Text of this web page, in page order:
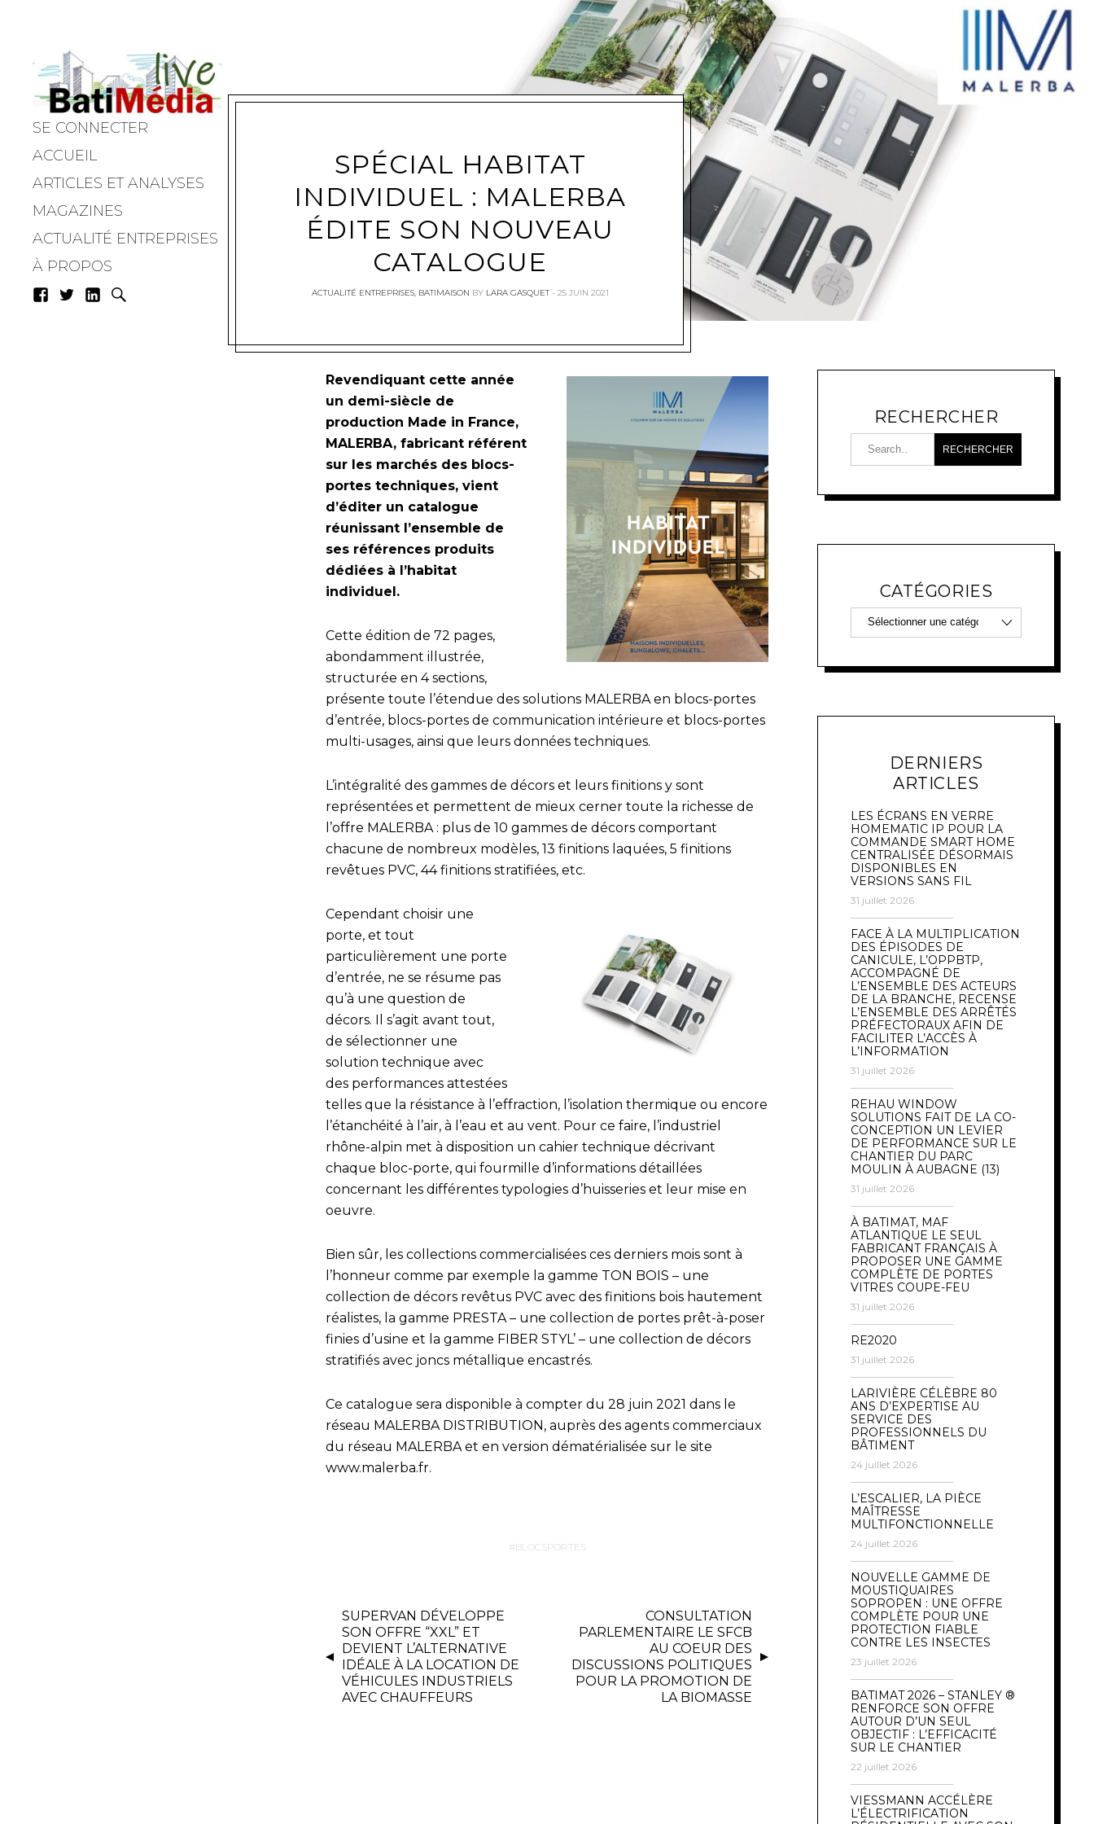
Batimedialive
SE CONNECTER
ACCUEIL
ARTICLES ET ANALYSES
MAGAZINES
ACTUALITÉ ENTREPRISES
À PROPOS
SPÉCIAL HABITAT
INDIVIDUEL : MALERBA
ÉDITE SON NOUVEAU
CATALOGUE
ACTUALITÉ ENTREPRISES, BATIMAISON BY LARA GASQUET 25 JUIN 2021
Revendiquant cette année
un demi-siècle de
production Made in France,
MALERBA, fabricant référent
sur les marchés des blocs-
portes techniques, vient
d’éditer un catalogue
réunissant l’ensemble de
ses références produits
dédiées à l’habitat
individuel.
Cette édition de 72 pages,
abondamment illustrée,
structurée en 4 sections,
présente toute l’étendue des solutions MALERBA en blocs-portes
d’entrée, blocs-portes de communication intérieure et blocs-portes
multi-usages, ainsi que leurs données techniques.
L’intégralité des gammes de décors et leurs finitions y sont
représentées et permettent de mieux cerner toute la richesse de
l’offre MALERBA : plus de 10 gammes de décors comportant
chacune de nombreux modèles, 13 finitions laquées, 5 finitions
revêtues PVC, 44 finitions stratifiées, etc.
Cependant choisir une
porte, et tout
particulièrement une porte
d’entrée, ne se résume pas
qu’à une question de
décors. Il s’agit avant tout,
de sélectionner une
solution technique avec
des performances attestées
telles que la résistance à l’effraction, l’isolation thermique ou encore
l’étanchéité à l’air, à l’eau et au vent. Pour ce faire, l’industriel
rhône-alpin met à disposition un cahier technique décrivant
chaque bloc-porte, qui fourmille d’informations détaillées
concernant les différentes typologies d’huisseries et leur mise en
oeuvre.
Bien sûr, les collections commercialisées ces derniers mois sont à
l’honneur comme par exemple la gamme TON BOIS – une
collection de décors revêtus PVC avec des finitions bois hautement
réalistes, la gamme PRESTA – une collection de portes prêt-à-poser
finies d’usine et la gamme FIBER STYL’ – une collection de décors
stratifiés avec joncs métallique encastrés.
Ce catalogue sera disponible à compter du 28 juin 2021 dans le
réseau MALERBA DISTRIBUTION, auprès des agents commerciaux
du réseau MALERBA et en version dématérialisée sur le site
www.malerba.fr.
BLOCSPORTES
SUPERVAN DÉVELOPPE
SON OFFRE “XXL” ET
DEVIENT L’ALTERNATIVE
IDÉALE À LA LOCATION DE
VÉHICULES INDUSTRIELS
AVEC CHAUFFEURS
CONSULTATION
PARLEMENTAIRE LE SFCB
AU COEUR DES
DISCUSSIONS POLITIQUES
POUR LA PROMOTION DE
LA BIOMASSE
RECHERCHER
CATÉGORIES
DERNIERS
ARTICLES
LES ÉCRANS EN VERRE
HOMEMATIC IP POUR LA
COMMANDE SMART HOME
CENTRALISÉE DÉSORMAIS
DISPONIBLES EN
VERSIONS SANS FIL
31 juillet 2026
FACE À LA MULTIPLICATION
DES ÉPISODES DE
CANICULE, L’OPPBTP,
ACCOMPAGNÉ DE
L’ENSEMBLE DES ACTEURS
DE LA BRANCHE, RECENSE
L’ENSEMBLE DES ARRÊTÉS
PRÉFECTORAUX AFIN DE
FACILITER L’ACCÈS À
L’INFORMATION
31 juillet 2026
REHAU WINDOW
SOLUTIONS FAIT DE LA CO-
CONCEPTION UN LEVIER
DE PERFORMANCE SUR LE
CHANTIER DU PARC
MOULIN À AUBAGNE (13)
31 juillet 2026
À BATIMAT, MAF
ATLANTIQUE LE SEUL
FABRICANT FRANÇAIS À
PROPOSER UNE GAMME
COMPLÈTE DE PORTES
VITRES COUPE-FEU
31 juillet 2026
RE2020
31 juillet 2026
LARIVIÈRE CÉLÈBRE 80
ANS D’EXPERTISE AU
SERVICE DES
PROFESSIONNELS DU
BÂTIMENT
24 juillet 2026
L’ESCALIER, LA PIÈCE
MAÎTRESSE
MULTIFONCTIONNELLE
24 juillet 2026
NOUVELLE GAMME DE
MOUSTIQUAIRES
SOPROPEN : UNE OFFRE
COMPLÈTE POUR UNE
PROTECTION FIABLE
CONTRE LES INSECTES
23 juillet 2026
BATIMAT 2026 – STANLEY ®
RENFORCE SON OFFRE
AUTOUR D’UN SEUL
OBJECTIF : L’EFFICACITÉ
SUR LE CHANTIER
22 juillet 2026
VIESSMANN ACCÉLÈRE
L’ÉLECTRIFICATION